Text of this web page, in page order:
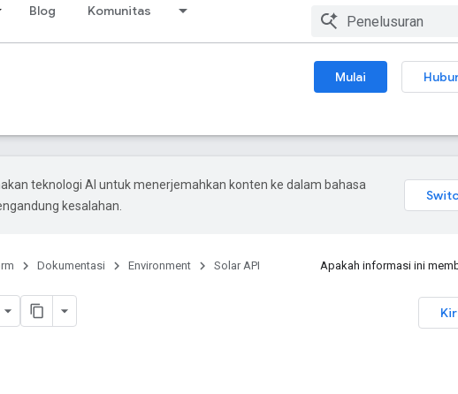
Blog Komunitas
Mulai
teknologi AI untuk menerjemahkan konten ke dalam bahasa
kesalahan.
Dokumentasi Environment Solar API Apakah informasi ini